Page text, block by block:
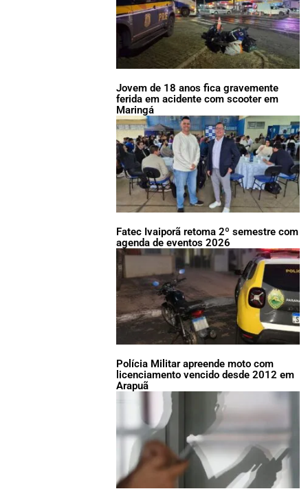
Jovem de 18 anos fica gravemente
ferida em acidente com scooter em
Maringá
Fatec Ivaiporã retoma 2º semestre com
agenda de eventos 2026
Polícia Militar apreende moto com
licenciamento vencido desde 2012 em
Arapuã